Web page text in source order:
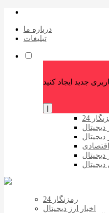
درباره ما
تبلیغات
24
دیجیتال
اقتصادی
دیجیتال
رمزنگار 24
اخبار ارز دیجیتال